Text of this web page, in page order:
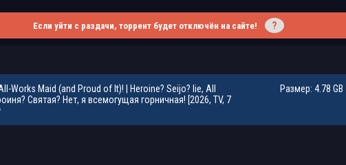
Если уйти с раздачи, торрент будет отключён на сайте! ?
Works Maid (and Proud of It)! | Heroine? Seijo? Iie, All
Святая? Нет, я всемогущая горничная! [2026, TV, 7
Размер: 4.78 GB